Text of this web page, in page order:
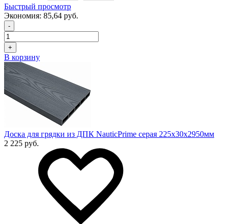
Быстрый просмотр
Экономия: 85,64 руб.
-
+
В корзину
Доска для грядки из ДПК NauticPrime серая 225х30х2950мм
2 225 руб.